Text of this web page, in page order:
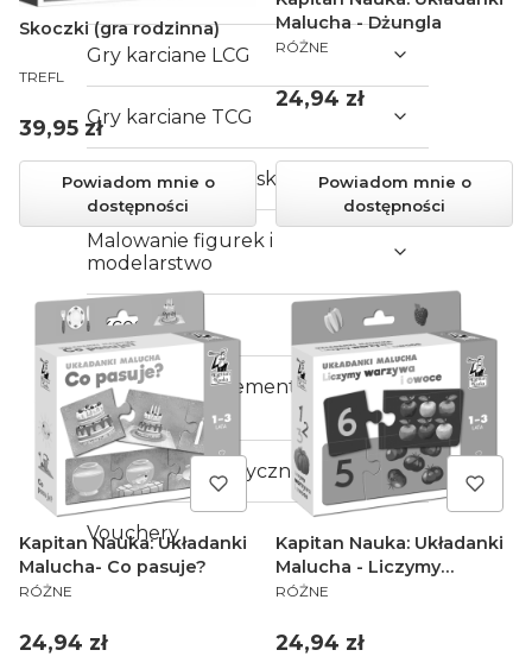
Gry karciane LCG
Gry karciane TCG
Karty kolekcjonerskie
Malowanie figurek i
modelarstwo
Akcesoria
Wydruk 3D - elementy do
gier
Karty do gry klasyczne
Vouchery
Skoczki (gra rodzinna)
PRODUCENT
TREFL
Cena
39,95 zł
Powiadom mnie o
dostępności
Malucha - Dżungla
PRODUCENT
RÓŻNE
Cena
24,94 zł
Powiadom mnie o
dostępności
Kapitan Nauka: Układanki
Malucha- Co pasuje?
PRODUCENT
RÓŻNE
Cena
24,94 zł
Kapitan Nauka: Układanki
Malucha - Liczymy
warzywa i owoce
PRODUCENT
RÓŻNE
Cena
24,94 zł